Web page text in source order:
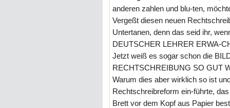
anderen zahlen und blu-ten,
Vergeßt diesen neuen
Untertanen, denn das seid ihr,
DEUTSCHER LEHRER ERWA-
Jetzt weiß es sogar schon die
RECHTSCHREIBUNG SO GUT
Warum dies aber wirklich so ist
Rechtschreibreform ein-führte,
Brett vor dem Kopf aus Papier